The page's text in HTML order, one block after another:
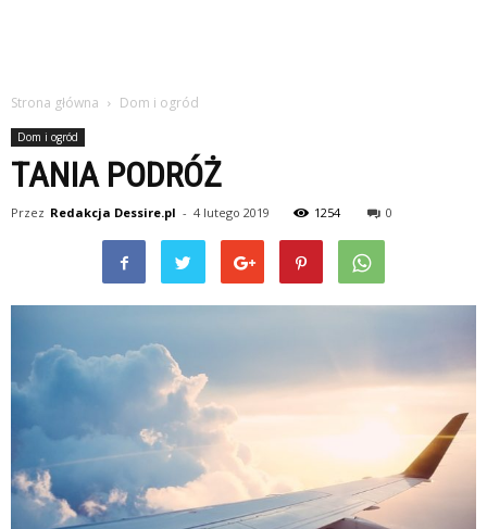
Strona główna Dom i ogród
Dom i ogród
TANIA PODRÓŻ
Przez Redakcja Dessire.pl - 4 lutego 2019 1254 0